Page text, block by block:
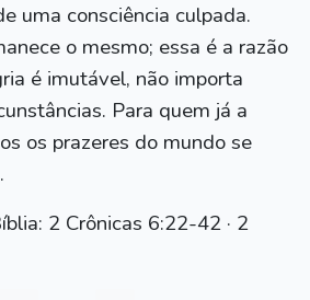
uma consciência culpada.
o mesmo; essa é a razão
é imutável, não importa
Para quem já a
os prazeres do mundo se
2 Crônicas 6:22-42 · 2